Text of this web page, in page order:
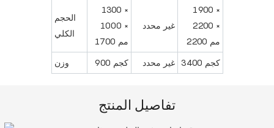
الحجم
الكلي
1300 ×
1000 ×
1700 مم
غير محدد
1900 ×
2200 ×
2200 مم
وزن 900 كجم غير محدد 3400 كجم
تفاصيل المنتج